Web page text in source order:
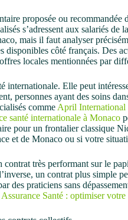
proposée ou recommandée
s’adressent aux salariés de
mais il faut analyser
disponibles côté français. Des
locales mentionnées par
internationale. Elle peut
personnes ayant des soins
comme April International
santé internationale à Monaco
pour un frontalier classique
et de Monaco ou si votre
très performant sur le
un contrat plus simple
des praticiens sans
Assurance Santé : optimiser